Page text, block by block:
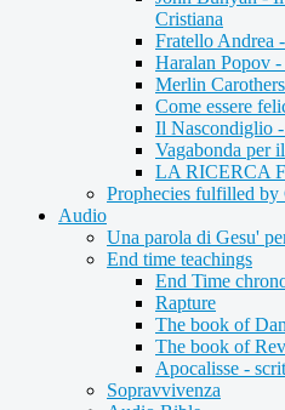
Cristiana
Fratello Andrea
Haralan Popov -
Merlin
Come essere
Il Nascondiglio
Vagabonda per
LA RICERCA
Prophecies fulfilled by
Audio
Una parola di Gesu'
End time teachings
End Time
Rapture
The book of
The book of
Apocalisse -
Sopravvivenza